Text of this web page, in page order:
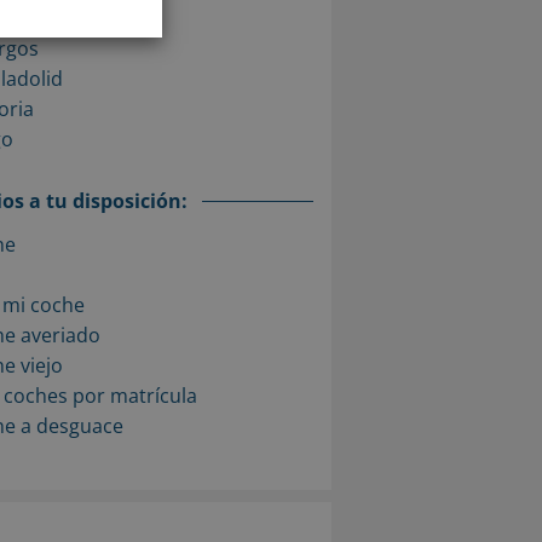
a tu disposición:
coche
averiado
viejo
coches por matrícula
a desguace